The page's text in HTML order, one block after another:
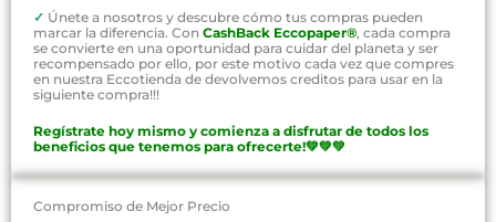
✓ Únete a nosotros y descubre cómo tus compras pueden
marcar la diferencia. Con CashBack Eccopaper®, cada compra
se convierte en una oportunidad para cuidar del planeta y ser
recompensado por ello, por este motivo cada vez que compres
en nuestra Eccotienda de devolvemos creditos para usar en la
siguiente compra!!!
Regístrate hoy mismo y comienza a disfrutar de todos los
beneficios que tenemos para ofrecerte!💚💚💚
Compromiso de Mejor Precio